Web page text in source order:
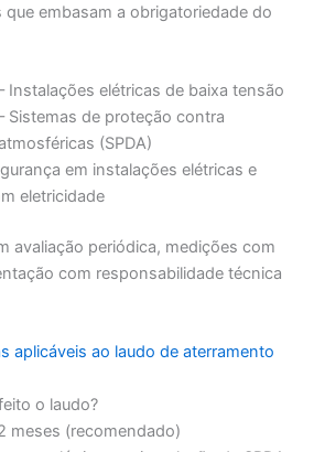
embasam a obrigatoriedade do
Instalações elétricas de baixa tensão
Sistemas de proteção contra
(SPDA)
em instalações elétricas e
eletricidade
avaliação periódica, medições com
com responsabilidade técnica
aplicáveis ao laudo de aterramento
o laudo?
meses (recomendado)